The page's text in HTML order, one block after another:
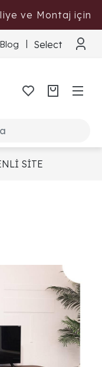
ve Montaj için
Blog Select
SİTE